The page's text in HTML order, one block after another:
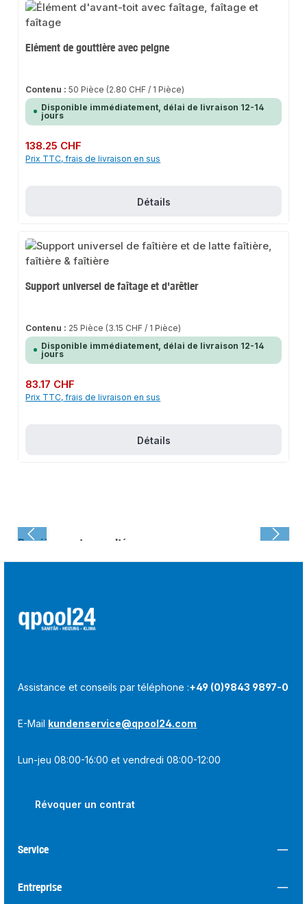
Elément de gouttière avec peigne
Contenu :50 Pièce (2.80 CHF / 1 Pièce)
Disponible immédiatement, délai de livraison 12-14
jours
Prix régulier :
138.25 CHF
Prix TTC, frais de livraison en sus
Détails
Support universel de faîtage et d'arêtier
Contenu : 25 Pièce (3.15 CHF / 1 Pièce)
Disponible immédiatement, délai de livraison 12-14
jours
Prix régulier :
83.17 CHF
Prix TTC, frais de livraison en sus
Détails
Dernièrement consulté :
Assistance et conseils par téléphone :+49 (0)9843 9897-0
E-Mail kundenservice@qpool24.com
Lun-jeu 08:00-16:00 et vendredi 08:00-12:00
Révoquer un contrat
Service
Entreprise